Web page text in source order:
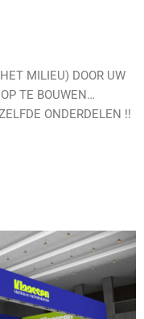
MILIEU) DOOR UW
TE BOUWEN…
ONDERDELEN !!